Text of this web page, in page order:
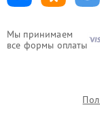
Мы принимаем
все формы оплаты